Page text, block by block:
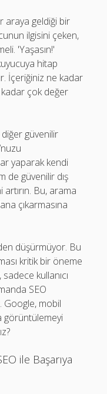
araya geldiği bir
ilgisini çeken,
'Yaşasın!'
hitap
İçeriğiniz ne kadar
çok değer
diğer güvenilir
yaparak kendi
de güvenilir dış
Bu, arama
çıkarmasına
düşürmüyor. Bu
kritik bir öneme
kullanıcı
SEO
Google, mobil
görüntülemeyi
ile Başarıya